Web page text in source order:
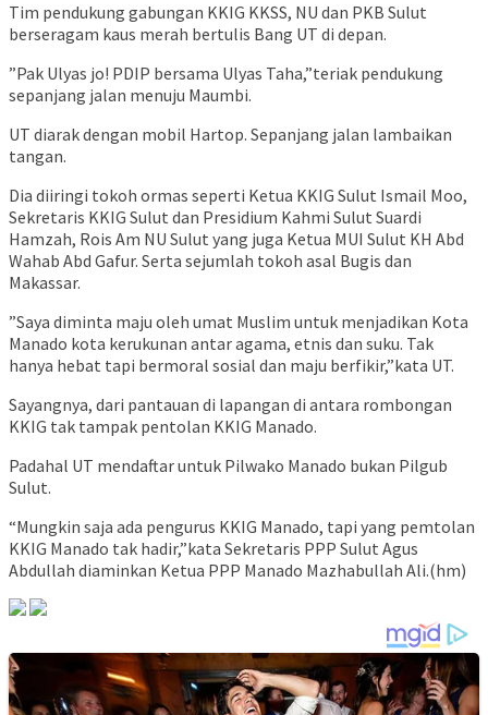
Tim pendukung gabungan KKIG KKSS, NU dan PKB Sulut
berseragam kaus merah bertulis Bang UT di depan.
”Pak Ulyas jo! PDIP bersama Ulyas Taha,”teriak pendukung
sepanjang jalan menuju Maumbi.
UT diarak dengan mobil Hartop. Sepanjang jalan lambaikan
tangan.
Dia diiringi tokoh ormas seperti Ketua KKIG Sulut Ismail Moo,
Sekretaris KKIG Sulut dan Presidium Kahmi Sulut Suardi
Hamzah, Rois Am NU Sulut yang juga Ketua MUI Sulut KH Abd
Wahab Abd Gafur. Serta sejumlah tokoh asal Bugis dan
Makassar.
”Saya diminta maju oleh umat Muslim untuk menjadikan Kota
Manado kota kerukunan antar agama, etnis dan suku. Tak
hanya hebat tapi bermoral sosial dan maju berfikir,”kata UT.
Sayangnya, dari pantauan di lapangan di antara rombongan
KKIG tak tampak pentolan KKIG Manado.
Padahal UT mendaftar untuk Pilwako Manado bukan Pilgub
Sulut.
“Mungkin saja ada pengurus KKIG Manado, tapi yang pemtolan
KKIG Manado tak hadir,”kata Sekretaris PPP Sulut Agus
Abdullah diaminkan Ketua PPP Manado Mazhabullah Ali.(hm)